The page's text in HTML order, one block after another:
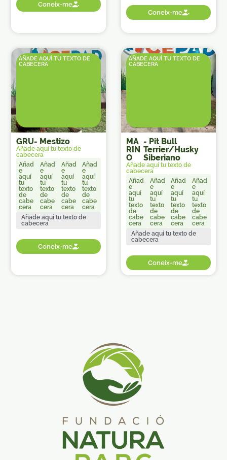
Coneix-me
Coneix-me
AÑADE AQUÍ TU TEXTO DE
CABECERA
GRU- Mestizo
Añade aquí tu texto de
cabecera
Añad
e
aquí
tu
texto
de
cabe
cera
Añad
e
aquí
tu
texto
de
cabe
cera
Añad
e
aquí
tu
texto
de
cabe
cera
Añad
e
aquí
tu
texto
de
cabe
cera
Añade aquí tu texto de
cabecera
Coneix-me
AÑADE AQUÍ TU TEXTO DE
CABECERA
MA
RIN
O
- Pit Bull
Terrier/Husky
Siberiano
Añade aquí tu texto de
cabecera
Añad
e
aquí
tu
texto
de
cabe
cera
Añad
e
aquí
tu
texto
de
cabe
cera
Añad
e
aquí
tu
texto
de
cabe
cera
Añad
e
aquí
tu
texto
de
cabe
cera
Añade aquí tu texto de
cabecera
Coneix-me